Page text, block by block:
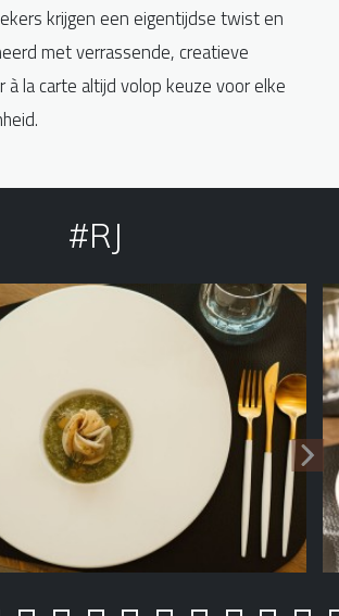
krijgen een eigentijdse twist en
met verrassende, creatieve
à la carte altijd volop keuze voor elke
#RJ